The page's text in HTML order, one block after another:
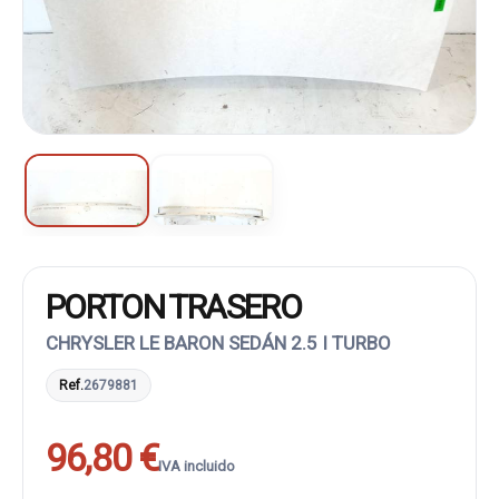
PORTON TRASERO
CHRYSLER LE BARON SEDÁN 2.5 I TURBO
Ref.2679881
96,80 €IVA incluido